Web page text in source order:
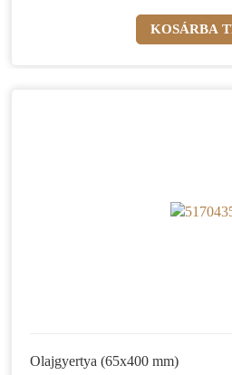
Olajgyertya (65x400 mm)